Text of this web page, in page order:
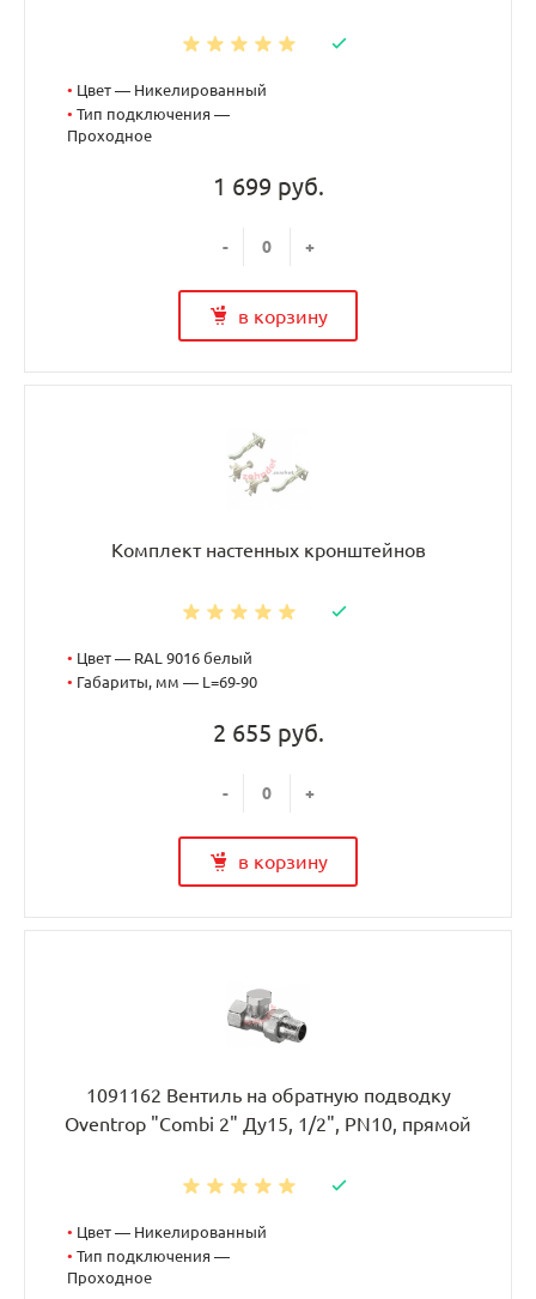
• Цвет — Никелированный
• Тип подключения —
Проходное
1 699 руб.
- +
в корзину
Комплект настенных кронштейнов
• Цвет — RAL 9016 белый
• Габариты, мм — L=69-90
2 655 руб.
- +
в корзину
1091162 Вентиль на обратную подводку
Oventrop "Combi 2" Ду15, 1/2", PN10, прямой
• Цвет — Никелированный
• Тип подключения —
Проходное